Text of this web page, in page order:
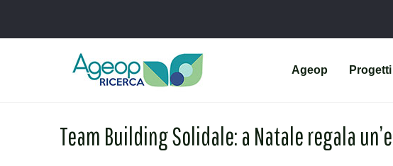
Ageop Progetti
Team Building Solidale: a Natale regala